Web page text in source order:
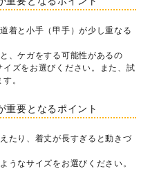
着と小手（甲手）が少し重なる
、ケガをする可能性があるの
ズをお選びください。また、試
。
要となるポイント
たり、着丈が長すぎると動きづ
うなサイズをお選びください。